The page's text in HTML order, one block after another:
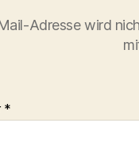
Adresse wird
*